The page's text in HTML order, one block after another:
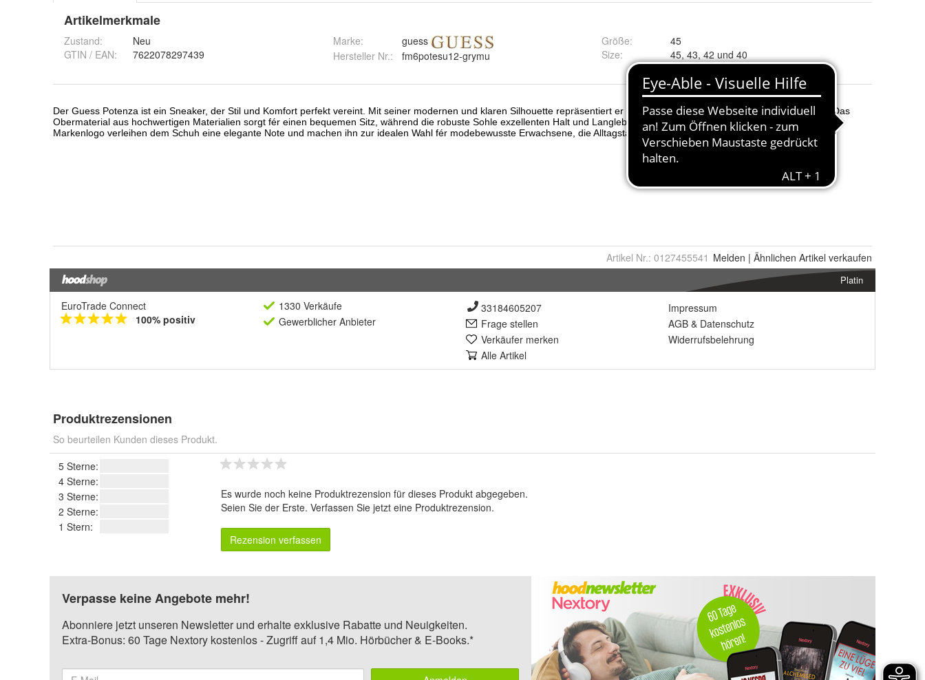
Artikelmerkmale
Zustand:
Neu
GTIN / EAN:
7622078297439
Marke:
guess
Hersteller Nr.:
fm6potesu12-grymu
Größe:
45
Size: 45, 43, 42 und 40
Artikel Nr.: 0127455541 Melden | Ähnlichen Artikel verkaufen
Platin
EuroTrade Connect
100% positiv
1330 Verkäufe
Gewerblicher Anbieter
33184605207
Frage stellen
Verkäufer merken
Alle Artikel
Impressum
AGB & Datenschutz
Widerrufsbelehrung
Produktrezensionen
So beurteilen Kunden dieses Produkt.
5 Sterne:
4 Sterne:
3 Sterne:
2 Sterne:
1 Stern:
Es wurde noch keine Produktrezension für dieses Produkt abgegeben.
Seien Sie der Erste. Verfassen Sie jetzt eine Produktrezension.
Rezension verfassen
Verpasse keine Angebote mehr!
Abonniere jetzt unseren Newsletter und erhalte exklusive Rabatte und Neuigkeiten.
Extra-Bonus: 60 Tage Nextory kostenlos - Zugriff auf 1,4 Mio. Hörbücher & E-Books.*